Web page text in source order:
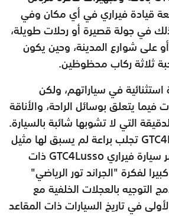
قيادة فيراري في أي مكان وفي
في جولة قصيرة أو رحلات طويلة،
على شوارع المدينة، وحين يكون
ثلاثة ركاب محظوظين.
في سياراتهم، ولكن
فيما يتعلق بوسائل الراحة، والأناقة
التي لا تشوبها شائبة بالسيارة.
وباختصار، فإن GTC4Lusso تجلب براعة لم يسبق لها مثيل
لقيادة فيراري. و تعتبر سيارة فيراري GTC4Lusso ذات
لفكرة "الجراند تور الرياضي"
التوجيه بالعجلات الخلفية مع
في تاريخ السيارات ذات المقاعد